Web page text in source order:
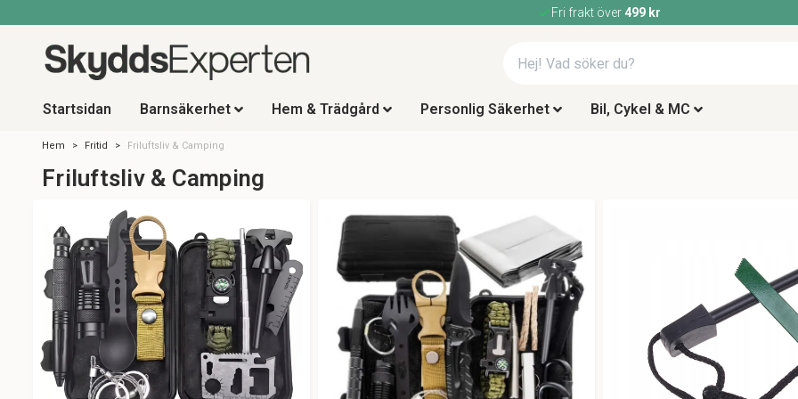
Fri frakt över 499 kr
Startsidan Barnsäkerhet Hem & Trädgård Personlig Säkerhet Bil, Cykel & MC
Hem Fritid Friluftsliv & Camping
Friluftsliv & Camping